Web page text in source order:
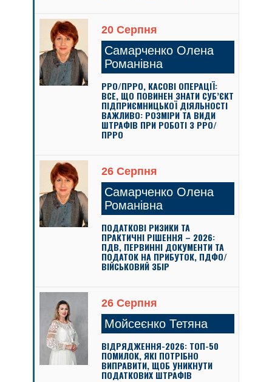
20 Серпня
Самарченко Олена
Романівна
РРО/ПРРО, КАСОВІ ОПЕРАЦІЇ:
ВСЕ, ЩО ПОВИНЕН ЗНАТИ СУБ’ЄКТ
ПІДПРИЄМНИЦЬКОЇ ДІЯЛЬНОСТІ
ВАЖЛИВО: РОЗМІРИ ТА ВИДИ
ШТРАФІВ ПРИ РОБОТІ З РРО/
ПРРО
26 Серпня
Самарченко Олена
Романівна
ПОДАТКОВІ РИЗИКИ ТА
ПРАКТИЧНІ РІШЕННЯ – 2026:
ПДВ, ПЕРВИННІ ДОКУМЕНТИ ТА
ПОДАТОК НА ПРИБУТОК, ПДФО/
ВІЙСЬКОВИЙ ЗБІР
26 Серпня
Мойсеєнко Тетяна
ВІДРЯДЖЕННЯ-2026: ТОП-50
ПОМИЛОК, ЯКІ ПОТРІБНО
ВИПРАВИТИ, ЩОБ УНИКНУТИ
ПОДАТКОВИХ ШТРАФІВ